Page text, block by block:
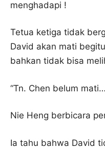
menghadapi !
Tetua ketiga tidak
David akan mati
bahkan tidak bisa
“Tn. Chen belum
Nie Heng berbicara
Ia tahu bahwa David